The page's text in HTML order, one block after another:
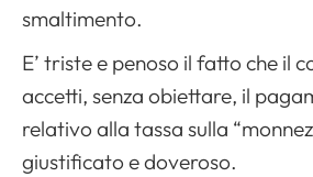
smaltimento.
E’ triste e penoso il fatto che il
accetti, senza obiettare, il
relativo alla tassa sulla
giustificato e doveroso.